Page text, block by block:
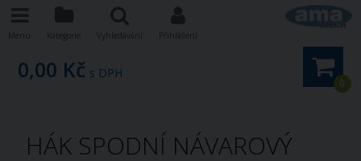
0
0,00 Kč s DPH
HÁK SPODNÍ NÁVAROVÝ
Menu Kategorie Vyhledávání Přihlášení